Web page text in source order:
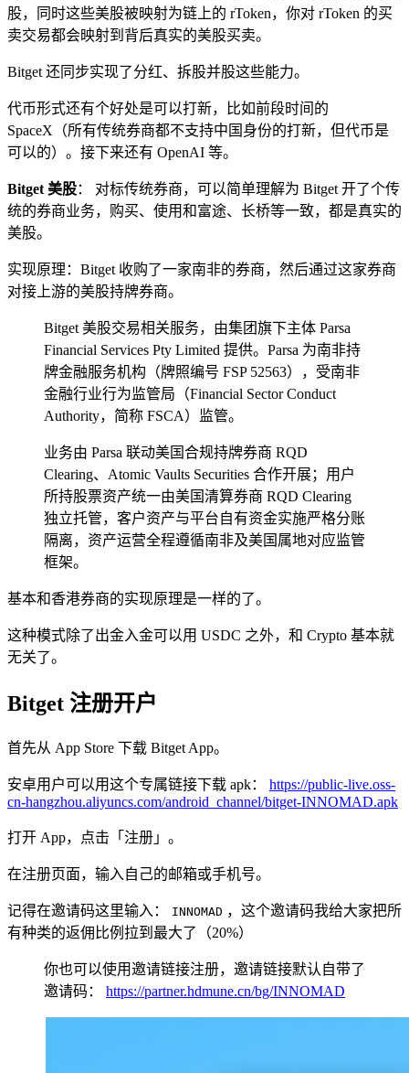
股，同时这些美股被映射为链上的 rToken，你对 rToken 的买
卖交易都会映射到背后真实的美股买卖。
Bitget 还同步实现了分红、拆股并股这些能力。
代币形式还有个好处是可以打新，比如前段时间的
SpaceX（所有传统券商都不支持中国身份的打新，但代币是
可以的）。接下来还有 OpenAI 等。
Bitget 美股： 对标传统券商，可以简单理解为 Bitget 开了个传
统的券商业务，购买、使用和富途、长桥等一致，都是真实的
美股。
实现原理：Bitget 收购了一家南非的券商，然后通过这家券商
对接上游的美股持牌券商。
Bitget 美股交易相关服务，由集团旗下主体 Parsa
Financial Services Pty Limited 提供。Parsa 为南非持
牌金融服务机构（牌照编号 FSP 52563），受南非
金融行业行为监管局（Financial Sector Conduct
Authority，简称 FSCA）监管。
业务由 Parsa 联动美国合规持牌券商 RQD
Clearing、Atomic Vaults Securities 合作开展；用户
所持股票资产统一由美国清算券商 RQD Clearing
独立托管，客户资产与平台自有资金实施严格分账
隔离，资产运营全程遵循南非及美国属地对应监管
框架。
基本和香港券商的实现原理是一样的了。
这种模式除了出金入金可以用 USDC 之外，和 Crypto 基本就
无关了。
Bitget 注册开户
首先从 App Store 下载 Bitget App。
安卓用户可以用这个专属链接下载 apk： https://public-live.oss-
cn-hangzhou.aliyuncs.com/android_channel/bitget-INNOMAD.apk
打开 App，点击「注册」。
在注册页面，输入自己的邮箱或手机号。
记得在邀请码这里输入： INNOMAD ，这个邀请码我给大家把所
有种类的返佣比例拉到最大了（20%）
你也可以使用邀请链接注册，邀请链接默认自带了
邀请码： https://partner.hdmune.cn/bg/INNOMAD